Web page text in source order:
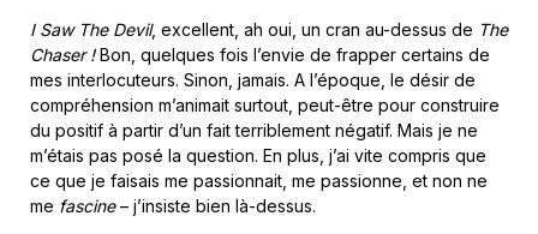
I Saw The Devil, excellent, ah oui, un cran au-dessus de The
Chaser !Bon, quelques fois l’envie de frapper certains de
mes interlocuteurs. Sinon, jamais. A l’époque, le désir de
compréhension m’animait surtout, peut-être pour construire
du positif à partir d’un fait terriblement négatif. Mais je ne
m’étais pas posé la question. En plus, j’ai vite compris que
ce que je faisais me passionnait, me passionne, et non ne
me fascine– j’insiste bien là-dessus.